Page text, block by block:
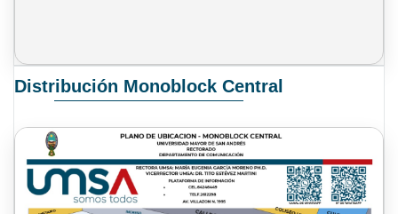
Distribución Monoblock Central